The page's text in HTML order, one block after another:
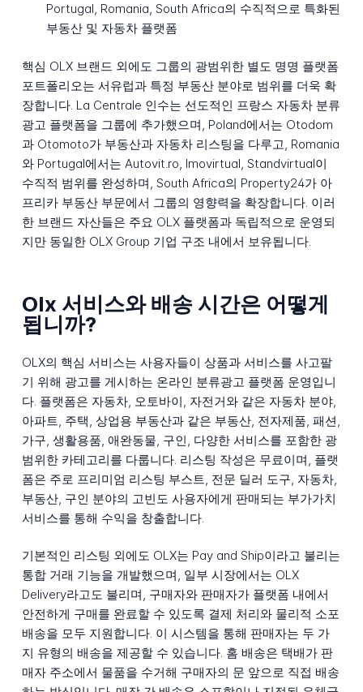
Portugal, Romania, South Africa의 수직적으로 특화된
부동산 및 자동차 플랫폼
핵심 OLX 브랜드 외에도 그룹의 광범위한 별도 명명 플랫폼
포트폴리오는 서유럽과 특정 부동산 분야로 범위를 더욱 확
장합니다. La Centrale 인수는 선도적인 프랑스 자동차 분류
광고 플랫폼을 그룹에 추가했으며, Poland에서는 Otodom
과 Otomoto가 부동산과 자동차 리스팅을 다루고, Romania
와 Portugal에서는 Autovit.ro, Imovirtual, Standvirtual이
수직적 범위를 완성하며, South Africa의 Property24가 아
프리카 부동산 부문에서 그룹의 영향력을 확장합니다. 이러
한 브랜드 자산들은 주요 OLX 플랫폼과 독립적으로 운영되
지만 동일한 OLX Group 기업 구조 내에서 보유됩니다.
Olx 서비스와 배송 시간은 어떻게
됩니까?
OLX의 핵심 서비스는 사용자들이 상품과 서비스를 사고팔
기 위해 광고를 게시하는 온라인 분류광고 플랫폼 운영입니
다. 플랫폼은 자동차, 오토바이, 자전거와 같은 자동차 분야,
아파트, 주택, 상업용 부동산과 같은 부동산, 전자제품, 패션,
가구, 생활용품, 애완동물, 구인, 다양한 서비스를 포함한 광
범위한 카테고리를 다룹니다. 리스팅 작성은 무료이며, 플랫
폼은 주로 프리미엄 리스팅 부스트, 전문 딜러 도구, 자동차,
부동산, 구인 분야의 고빈도 사용자에게 판매되는 부가가치
서비스를 통해 수익을 창출합니다.
기본적인 리스팅 외에도 OLX는 Pay and Ship이라고 불리는
통합 거래 기능을 개발했으며, 일부 시장에서는 OLX
Delivery라고도 불리며, 구매자와 판매자가 플랫폼 내에서
안전하게 구매를 완료할 수 있도록 결제 처리와 물리적 소포
배송을 모두 지원합니다. 이 시스템을 통해 판매자는 두 가
지 유형의 배송을 제공할 수 있습니다. 홈 배송은 택배가 판
매자 주소에서 물품을 수거해 구매자의 문 앞으로 직접 배송